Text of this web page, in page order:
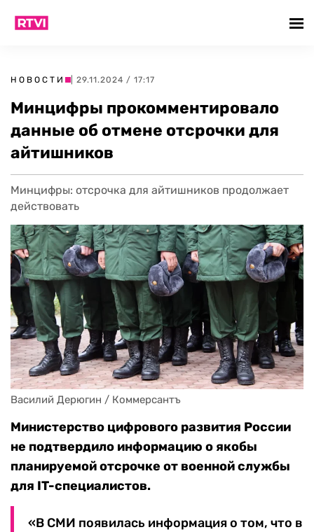
НОВОСТИ | 29.11.2024 / 17:17
Минцифры прокомментировало
данные об отмене отсрочки для
айтишников
Минцифры: отсрочка для айтишников продолжает
действовать
Василий Дерюгин / Коммерсантъ
Министерство цифрового развития России
не подтвердило информацию о якобы
планируемой отсрочке от военной службы
для IT-специалистов.
«В СМИ появилась информация о том, что в